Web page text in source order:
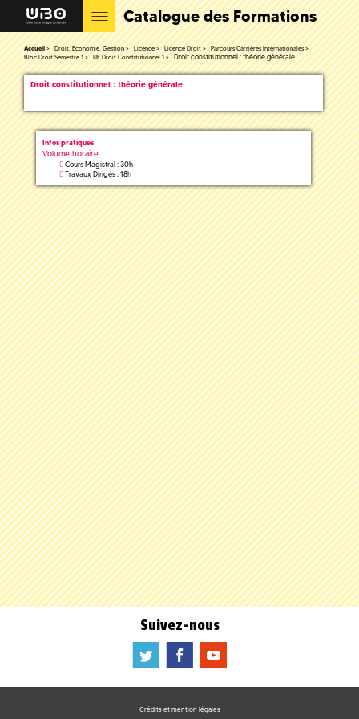
Catalogue des Formations
Accueil Droit, Economie, Gestion Licence Licence Droit
Parcours Carrières Internationales
Bloc Droit Semestre 1
UE Droit Constitutionnel 1 Droit constitutionnel : théorie générale
Droit constitutionnel : théorie générale
Infos pratiques
Volume horaire
Cours Magistral : 30h
Travaux Dirigés : 18h
Suivez-nous
a b f
Crédits et mention légales